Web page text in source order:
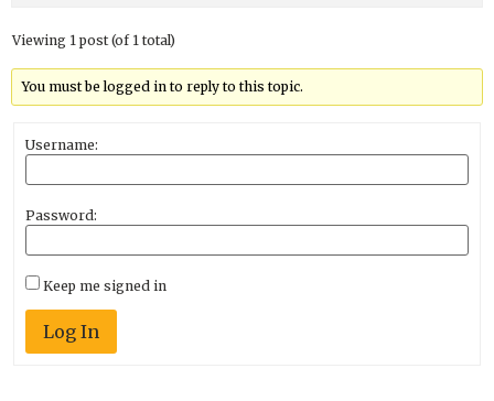
Viewing 1 post (of 1 total)
You must be logged in to reply to this topic.
Username:
Password:
Keep me signed in
Log In